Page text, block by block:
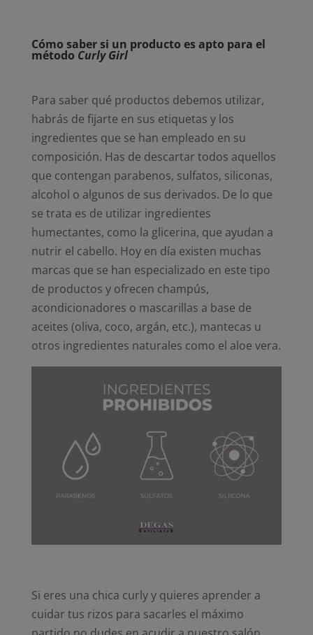
Cómo saber si un producto es apto para el
método Curly Girl
Para saber qué productos debemos utilizar,
habrás de fijarte en sus etiquetas y los
ingredientes que se han empleado en su
composición. Has de descartar todos aquellos
que contengan parabenos, sulfatos, siliconas,
alcohol o algunos de sus derivados. De lo que
se trata es de utilizar ingredientes
humectantes, como la glicerina, que ayudan a
nutrir el cabello. Hoy en día existen muchas
marcas que se han especializado en este tipo
de productos y ofrecen champús,
acondicionadores o mascarillas a base de
aceites (oliva, coco, argán, etc.), mantecas u
otros ingredientes naturales como el aloe vera.
Si eres una chica curly y quieres aprender a
cuidar tus rizos para sacarles el máximo